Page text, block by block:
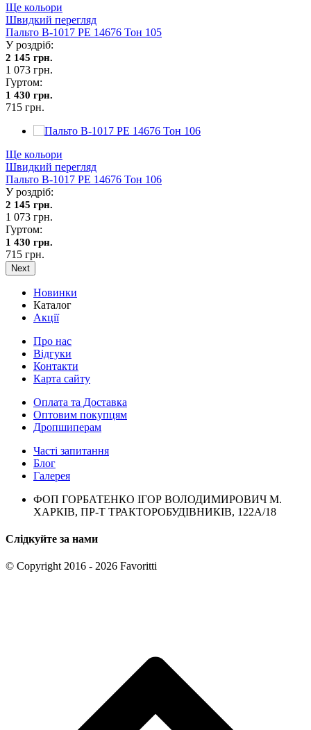
Ще кольори
Швидкий перегляд
Пальто В-1017 PE 14676 Тон 105
У роздріб:
2 145 грн.
1 073 грн.
Гуртом:
1 430 грн.
715 грн.
Ще кольори
Швидкий перегляд
Пальто В-1017 PE 14676 Тон 106
У роздріб:
2 145 грн.
1 073 грн.
Гуртом:
1 430 грн.
715 грн.
Next
Новинки
Каталог
Акції
Про нас
Відгуки
Контакти
Карта сайту
Оплата та Доставка
Оптовим покупцям
Дропшиперам
Часті запитання
Блог
Галерея
ФОП ГОРБАТЕНКО ІГОР ВОЛОДИМИРОВИЧ М.
ХАРКІВ, ПР-Т ТРАКТОРОБУДІВНИКІВ, 122А/18
Слідкуйте за нами
© Copyright 2016 - 2026 Favoritti